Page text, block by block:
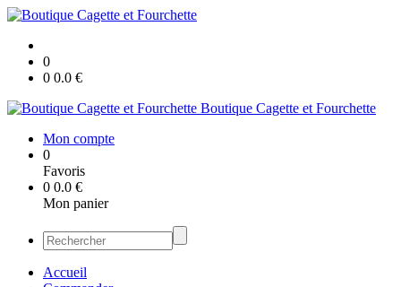
0
0 0.0 €
Boutique Cagette et Fourchette
Mon compte
0
Favoris
0 0.0 €
Mon panier
Accueil